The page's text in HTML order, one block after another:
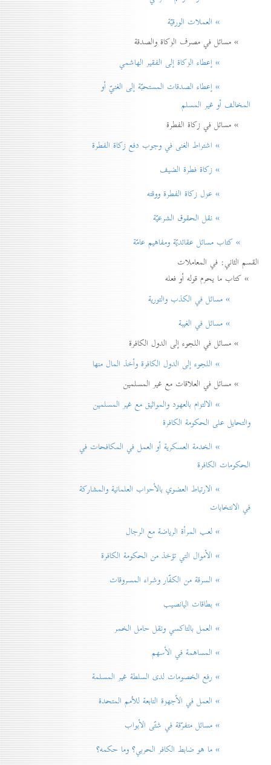
» العملات الورقيّة
» مسائل في مصرف الزكاة والصدقة
» إعطاء الزكاة إلی الفقير الهاشمي
» إعطاء الصدقات المستحبّة إلی الغنيّ أو
المخالف أو غير المسلم
» مسائل في زكاة الفطرة
» اشتراط الغنی في وجوب دفع زكاة الفطرة
» زكاة فطرة الضيف
» عزل زكاة الفطرة ووقته
» نقل الحقوق الشرعيّة
» كتاب مسائل عقائديّة ومفاهيم عامّة
القسم الثاني: في المعاملات
» كتاب ما يحرم قوله أو فعله
» مسائل في الكذب والتورية
» مسائل في الغيبة
» مسائل في اللجوء إلى الدول الكافرة
» اللجوء إلى الدول الكافرة وأخذ المال منها
» مسائل في العلاقات مع غير المسلمين
» الالتزام بالعهود والمواثيق مع غير المسلمين
والتحايل على الحكومة الكافرة
» الخدمة العسكرية أو العمل في المكافحات في
الحكومات الكافرة
» الارتباط العضوي بالأحزاب العلمانية والمشاركة
في الانتخابات
» لعب المرأة الرياضة مع الرجال
» الأموال التي تؤخذ من الحكومة الكافرة
» السرقة من الكفّار وشراء المسروقات
» بطاقات اليانصيب
» العمل بالتاكسي ونقل حامل الخمر
» المساهمة في الأسهم
» رفع الخصومات لدی السلطة غير المسلمة
» العمل في الأجهزة التابعة للاُمم المتحدة
» مسائل متفرّقة في شتّی الأبواب
» ما هو ضابط الكافر الحربي؟ وما حكمه؟